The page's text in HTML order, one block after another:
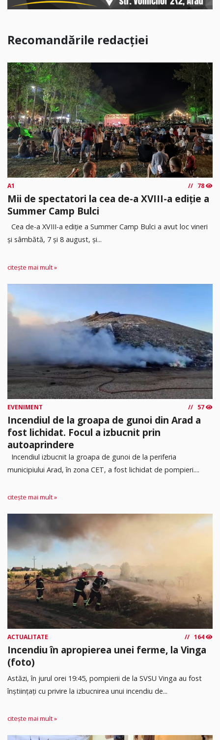
Recomandările redacției
A1 78
Mii de spectatori la cea de-a XVIII-a ediție a
Summer Camp Bulci
Cea de-a XVIII-a ediție a Summer Camp Bulci a avut loc vineri
și sâmbătă, 7 și 8 august, și...
citește mai mult »
EVENIMENT 57
Incendiul de la groapa de gunoi din Arad a
fost lichidat. Focul a izbucnit prin
autoaprindere
Incendiul izbucnit la groapa de gunoi de la periferia
municipiului Arad, în zona CET, a fost lichidat de pompieri....
citește mai mult »
ACTUALITATE 164
Incendiu în apropierea unei ferme, la Vinga
(foto)
Astăzi, în jurul orei 19:45, pompierii de la SVSU Vinga au fost
înștiințați cu privire la izbucnirea unui incendiu de...
citește mai mult »